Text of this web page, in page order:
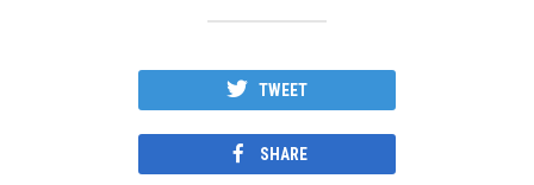
TWEET
SHARE